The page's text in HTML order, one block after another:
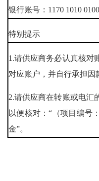
银行账号：1170 1010
特别提示
1.请供应商务必认真核对
对应账户，并自行承担因
2.请供应商在转账或电汇
以便核对：“（项目编
金”。